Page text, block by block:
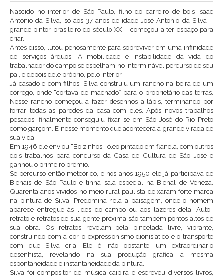
Nascido no interior de São Paulo, filho do carreiro de bois Isaac
Antonio da Silva, só aos 37 anos de idade José Antonio da Silva –
grande pintor brasileiro do século XX – começou a ter espaço para
criar.
Antes disso, lutou penosamente para sobreviver em uma infinidade
de serviços árduos. A mobilidade e instabilidade da vida do
trabalhador do campo se espelham no interminável percurso de seu
pai, e depois dele próprio, pelo interior.
Já casado e com filhos, Silva construiu um rancho na beira de um
córrego, onde “cortava de machado” para o proprietário das terras.
Nesse rancho começou a fazer desenhos a lápis, terminando por
forrar todas as paredes da casa com eles. Após novos trabalhos
pesados, finalmente conseguiu fixar-se em São José do Rio Preto
como garçom. É nesse momento que acontecerá a grande virada de
sua vida.
Em 1946 ele enviou “Boizinhos”, óleo pintado em flanela, com outros
dois trabalhos para concurso da Casa de Cultura de São José e
ganhou o primeiro prêmio.
Se percurso então meteórico, e nos anos 1950 ele já participava de
Bienais de São Paulo e tinha sala especial na Bienal de Veneza.
Quarenta anos vividos no meio rural paulista deixaram forte marca
na pintura de Silva. Predomina nela a paisagem, onde o homem
aparece entregue às lides do campo ou aos lazeres dela. Auto-
retrato e retratos de sua gente próxima são também pontos altos de
sua obra. Os retratos revelam pela pincelada livre, vibrante,
construindo com a cor, o expressionismo dionisíatico e o transporte
com que Silva cria. Ele é, não obstante, um extraordinário
desenhista, revelando na sua produção gráfica a mesma
espontaneidade e instantaneidade da pintura.
Silva foi compositor de música caipira e escreveu diversos livros,